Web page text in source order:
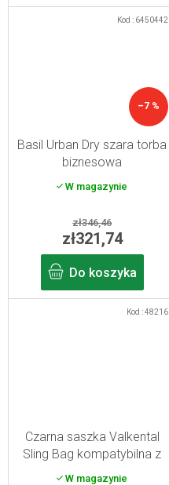
–7 %
Basil Urban Dry szara torba
biznesowa
W magazynie
zł346,46
zł321,74
Do koszyka
Kod : 6450442
Czarna saszka Valkental
Sling Bag kompatybilna z
W magazynie
Kod :48216